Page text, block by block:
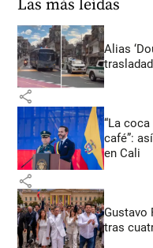
Las más leídas
Alias
share
“La
café”:
en Cali
share
Gustavo
tras